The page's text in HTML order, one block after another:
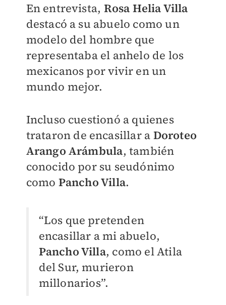
En entrevista, Rosa Helia Villa
destacó a su abuelo como un
modelo del hombre que
representaba el anhelo de los
mexicanos por vivir en un
mundo mejor.
Incluso cuestionó a quienes
trataron de encasillar a Doroteo
Arango Arámbula, también
conocido por su seudónimo
como Pancho Villa.
“Los que pretenden
encasillar a mi abuelo,
Pancho Villa, como el Atila
del Sur, murieron
millonarios”.